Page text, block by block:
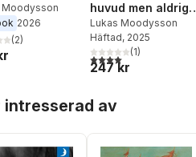
Moodysson
2026
5 stjärnor. Totalt antal röster:
(2)
huvud men aldrig i
mitt hjärta
Lukas Moodysson
Häftad, 2025
4,0utav 5 stjärnor.
(1)
247 kr
intresserad av